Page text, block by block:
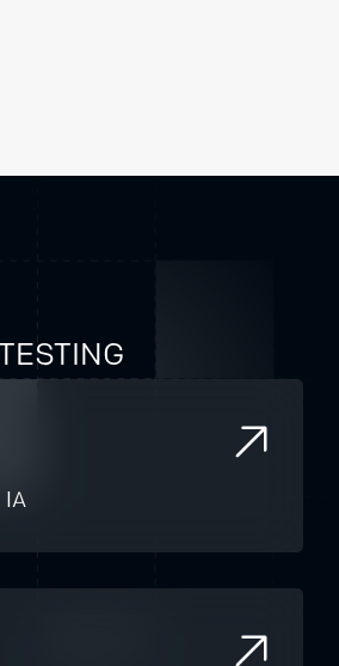
IA